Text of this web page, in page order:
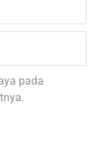
pada